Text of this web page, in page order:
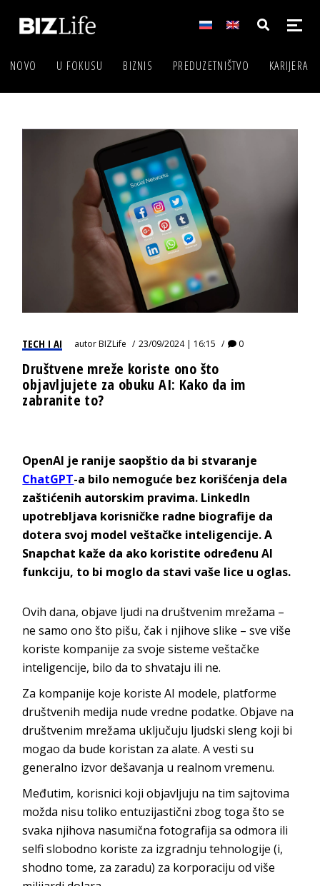
NOVO U FOKUSU BIZNIS PREDUZETNIŠTVO KARIJERA
TECH I AI autorBIZLife 23/09/2024 | 16:15 0
Društvene mreže koriste ono što
objavljujete za obuku AI: Kako da im
zabranite to?
OpenAI je ranije saopštio da bi stvaranje
ChatGPT-a bilo nemoguće bez korišćenja dela
zaštićenih autorskim pravima. LinkedIn
upotrebljava korisničke radne biografije da
dotera svoj model veštačke inteligencije. A
Snapchat kaže da ako koristite određenu AI
funkciju, to bi moglo da stavi vaše lice u oglas.
Ovih dana, objave ljudi na društvenim mrežama –
ne samo ono što pišu, čak i njihove slike – sve više
koriste kompanije za svoje sisteme veštačke
inteligencije, bilo da to shvataju ili ne.
Za kompanije koje koriste AI modele, platforme
društvenih medija nude vredne podatke. Objave na
društvenim mrežama uključuju ljudski sleng koji bi
mogao da bude koristan za alate. A vesti su
generalno izvor dešavanja u realnom vremenu.
Međutim, korisnici koji objavljuju na tim sajtovima
možda nisu toliko entuzijastični zbog toga što se
svaka njihova nasumična fotografija sa odmora ili
selfi slobodno koriste za izgradnju tehnologije (i,
shodno tome, za zaradu) za korporaciju od više